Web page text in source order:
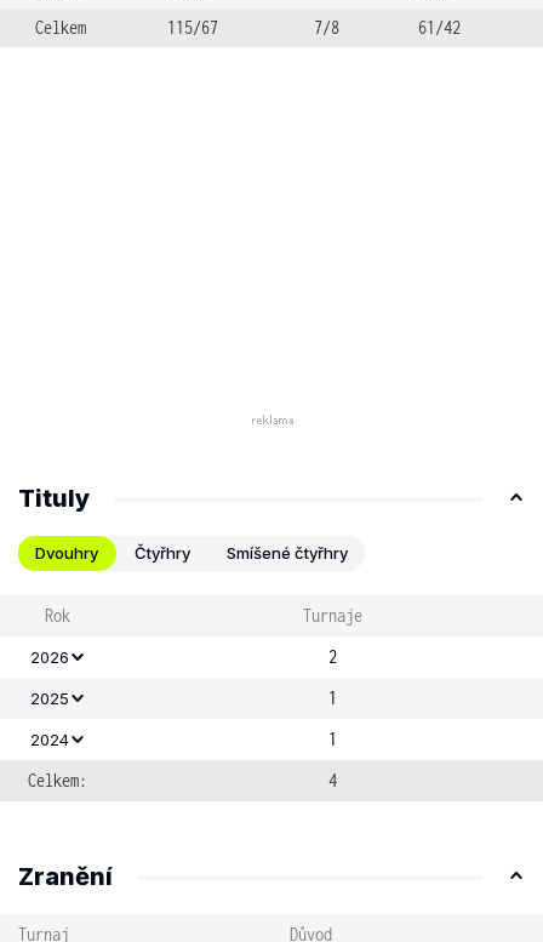
Celkem 115/67 7/8 61/42
Tituly
Dvouhry Čtyřhry Smíšené čtyřhry
Rok Turnaje
2026 2
2025 1
2024
1
Celkem:
4
Zranění
Turnaj Důvod